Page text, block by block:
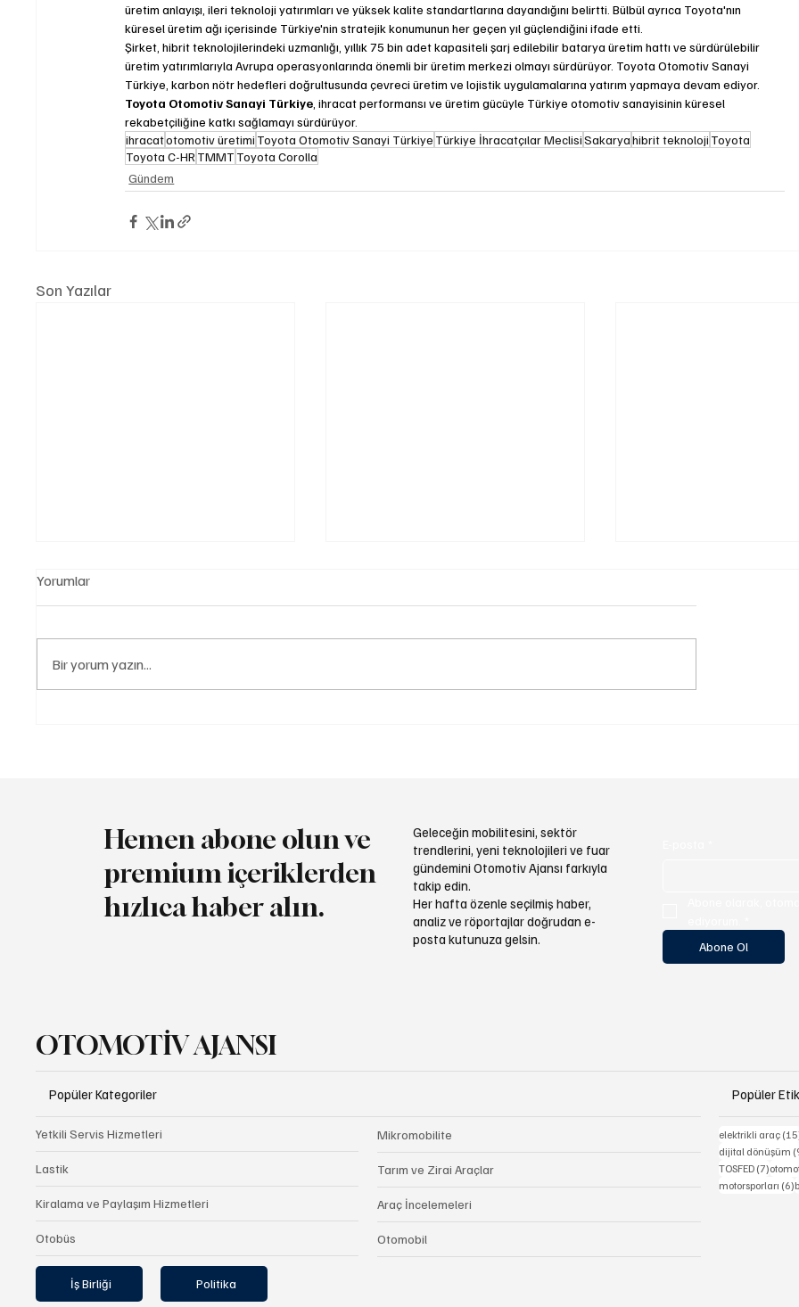
üretim anlayışı, ileri teknoloji yatırımları ve yüksek kalite standartlarına dayandığını belirtti. Bülbül ayrıca Toyota'nın
küresel üretim ağı içerisinde Türkiye'nin stratejik konumunun her geçen yıl güçlendiğini ifade etti.
Şirket, hibrit teknolojilerindeki uzmanlığı, yıllık 75 bin adet kapasiteli şarj edilebilir batarya üretim hattı ve sürdürülebilir
üretim yatırımlarıyla Avrupa operasyonlarında önemli bir üretim merkezi olmayı sürdürüyor. Toyota Otomotiv Sanayi
Türkiye, karbon nötr hedefleri doğrultusunda çevreci üretim ve lojistik uygulamalarına yatırım yapmaya devam ediyor.
Toyota Otomotiv Sanayi Türkiye , ihracat performansı ve üretim gücüyle Türkiye otomotiv sanayisinin küresel
rekabetçiliğine katkı sağlamayı sürdürüyor.
ihracatotomotiv üretimi Toyota Otomotiv Sanayi Türkiye Türkiye İhracatçılar MeclisiSakaryahibrit teknoloji Toyota
Toyota C-HR TMMT Toyota Corolla
Gündem
Son Yazılar
Yorumlar
Bir yorum yazın...
Hemen abone olun ve
premium içeriklerden
hızlıca haber alın.
Geleceğin mobilitesini, sektör
trendlerini, yeni teknolojileri ve fuar
gündemini Otomotiv Ajansı farkıyla
takip edin.
Her hafta özenle seçilmiş haber,
analiz ve röportajlar doğrudan e-
posta kutunuza gelsin.
Abone Ol
OTOMOTİV AJANSI
Popüler Kategoriler
Yetkili Servis Hizmetleri
Lastik
Kiralama ve Paylaşım Hizmetleri
Otobüs
Mikromobilite
Tarım ve Zirai Araçlar
Araç İncelemeleri
Otomobil
Popüler
elektrikli araç
dijital dönüşüm
TOSFED (7)7 yazı
motorsporları (6)
İş Birliği Politika